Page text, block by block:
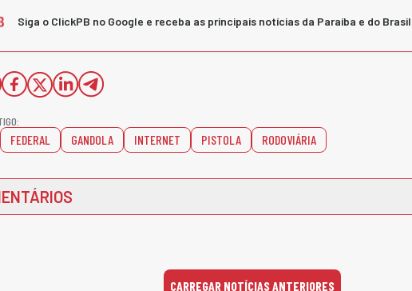
Siga o ClickPB no Google e receba as principais notícias da Paraíba e do Brasil
FEDERAL GANDOLA INTERNET PISTOLA RODOVIÁRIA
CARREGAR NOTÍCIAS ANTERIORES